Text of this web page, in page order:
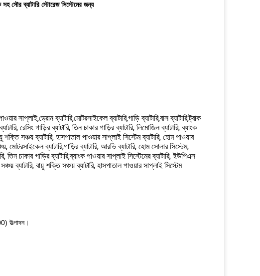
সৌর ব্যাটারি স্টোরেজ সিস্টেমের জন্য
ব্যাটারি,মোটরসাইকেল ব্যাটারি,গাড়ি ব্যাটারি,বাস ব্যাটারি,ট্রাক
রেসিং গাড়ির ব্যাটারি, তিন চাকার গাড়ির ব্যাটারি, লিমোজিন ব্যাটারি, ব্যাংক
শক্তি সঞ্চয় ব্যাটারি, হাসপাতাল পাওয়ার সাপ্লাই সিস্টেম ব্যাটারি, হোম পাওয়ার
মোটরসাইকেল ব্যাটারি,গাড়ির ব্যাটারি, আরভি ব্যাটারি, হোম সোলার সিস্টেম,
তিন চাকার গাড়ির ব্যাটারি,ব্যাংক পাওয়ার সাপ্লাই সিস্টেমের ব্যাটারি, ইউপিএস
ব্যাটারি, বায়ু শক্তি সঞ্চয় ব্যাটারি, হাসপাতাল পাওয়ার সাপ্লাই সিস্টেম
উত্পাদন।